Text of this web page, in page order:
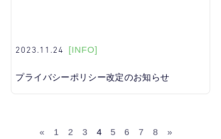
2023.11.24 [INFO]
プライバシーポリシー改定のお知らせ
« 1 2 3 4 5 6 7 8 »